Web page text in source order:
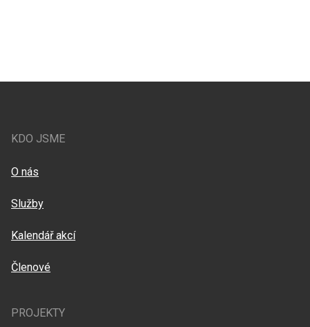
KDO JSME
O nás
Služby
Kalendář akcí
Členové
PROJEKTY